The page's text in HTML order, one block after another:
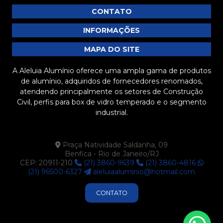
Barra chata de alumínio preço: descubra as melhores
opções e como economizar na compra
Barra chata de alumínio preço: descubra como
economizar na sua compra
Barra chata de alumínio preço: tudo que você precisa
saber antes de comprar
Barra Chata de Alumínio Preto é a Solução Ideal para
Barra Chata de Alumínio Preto: Vantagens e
Aplicações que Você Precisa Conhecer
Barra chata de alumínio preto: versatilidade e
Barra chata de alumínio preto: versatilidade e
CONTATO
INFORMAÇÕES
MAPA DO SITE
A Aleluia Alumínio oferece uma ampla gama de produtos
de alumínio, adquiridos de fornecedores renomados,
atendendo principalmente os setores de Construção
Civil, perfis para box de vidro temperado e o segmento
industrial.
Praça Natividade Saldanha, 09
Benfica - Rio de Janeiro/RJ
CEP: 20911-210
(21) 3860-9639
(21) 3860-4816
(21) 96500-6327
aleluiaaluminio@hotmail.com
CONTATO